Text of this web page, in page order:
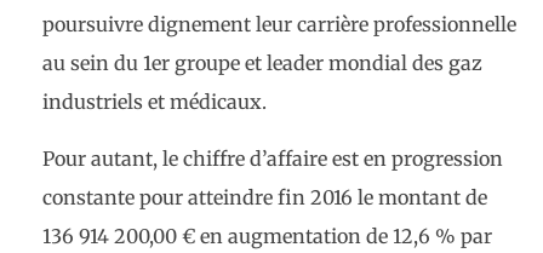
poursuivre dignement leur carrière professionnelle
au sein du 1er groupe et leader mondial des gaz
industriels et médicaux.
Pour autant, le chiffre d’affaire est en progression
constante pour atteindre fin 2016 le montant de
136 914 200,00 € en augmentation de 12,6 % par